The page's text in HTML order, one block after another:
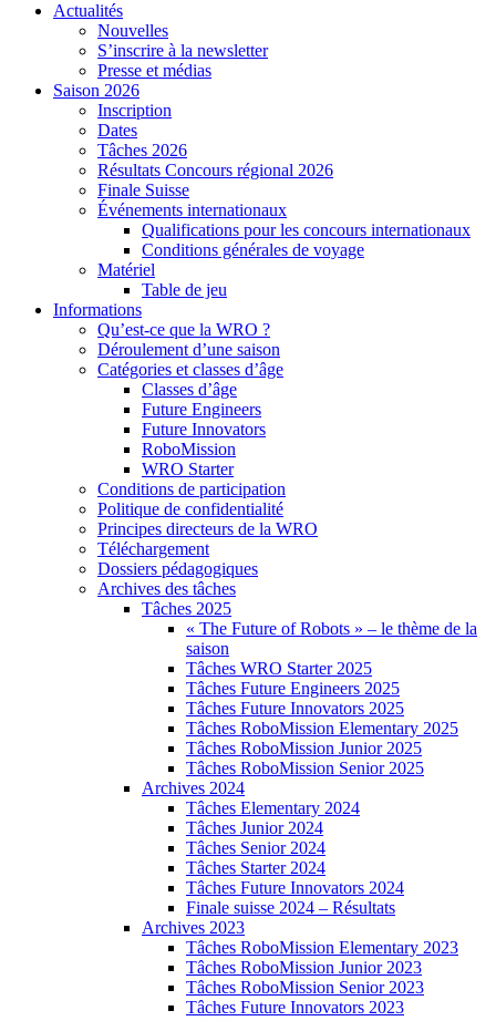
Actualités
Nouvelles
S’inscrire à la newsletter
Presse et médias
Saison 2026
Inscription
Dates
Tâches 2026
Résultats Concours régional 2026
Finale Suisse
Événements internationaux
Qualifications pour les concours internationaux
Conditions générales de voyage
Matériel
Table de jeu
Informations
Qu’est-ce que la WRO ?
Déroulement d’une saison
Catégories et classes d’âge
Classes d’âge
Future Engineers
Future Innovators
RoboMission
WRO Starter
Conditions de participation
Politique de confidentialité
Principes directeurs de la WRO
Téléchargement
Dossiers pédagogiques
Archives des tâches
Tâches 2025
« The Future of Robots » – le thème de la
saison
Tâches WRO Starter 2025
Tâches Future Engineers 2025
Tâches Future Innovators 2025
Tâches RoboMission Elementary 2025
Tâches RoboMission Junior 2025
Tâches RoboMission Senior 2025
Archives 2024
Tâches Elementary 2024
Tâches Junior 2024
Tâches Senior 2024
Tâches Starter 2024
Tâches Future Innovators 2024
Finale suisse 2024 – Résultats
Archives 2023
Tâches RoboMission Elementary 2023
Tâches RoboMission Junior 2023
Tâches RoboMission Senior 2023
Tâches Future Innovators 2023